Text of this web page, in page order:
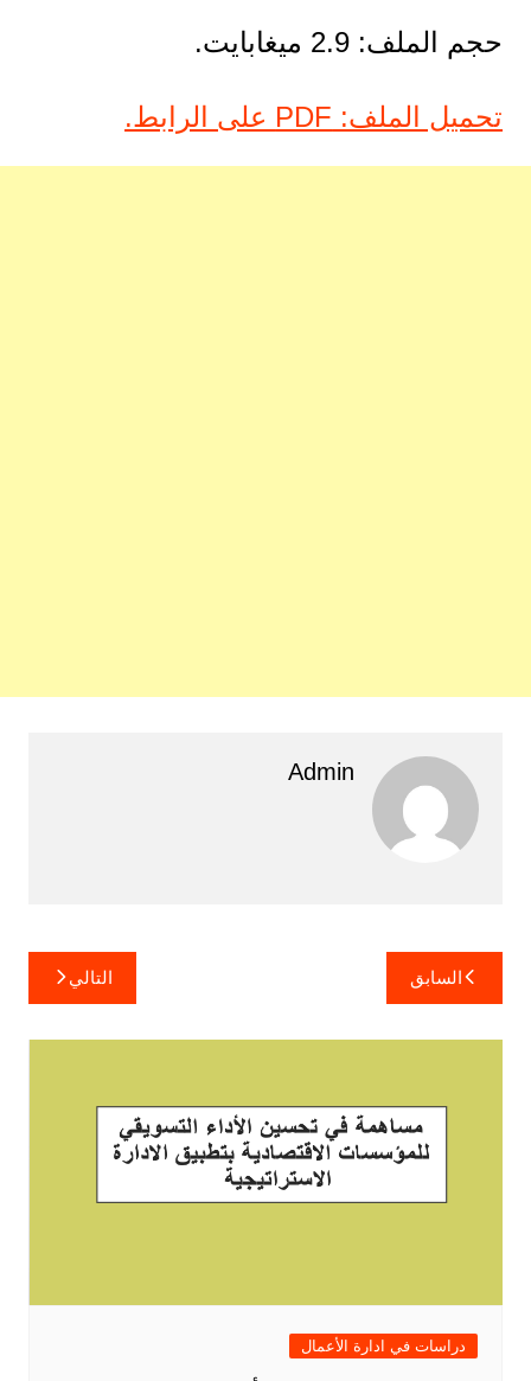
حجم الملف: 2.9 ميغابايت.
تحميل الملف: PDF على الرابط.
Admin
تصفّح
المقالات
السابق التالي
دراسات في ادارة الأعمال